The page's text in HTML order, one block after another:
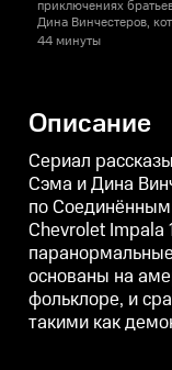
приключениях
Дина Винчестеров,
путешествуют по
основаны на
городских легендах и
фольклоре, и
порождениями зла,
демоны и призраки.
44 минуты
Описание
Сериал
Сэма и Дина
по
Chevrolet Impala
основаны на
фольклоре, и
такими как